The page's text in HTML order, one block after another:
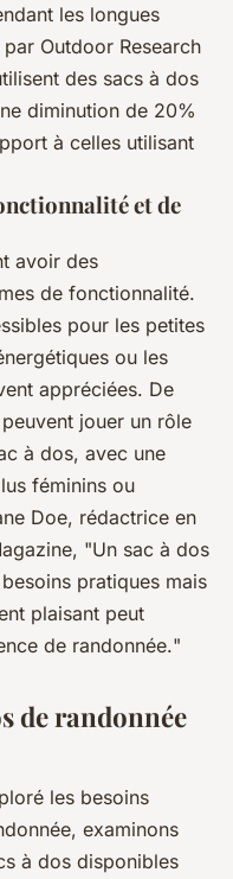
les longues
par Outdoor Research
des sacs à dos
diminution de 20%
à celles utilisant
et de
avoir des
de fonctionnalité.
pour les petites
ou les
appréciées. De
jouer un rôle
à dos, avec une
féminins ou
Doe, rédactrice en
, "Un sac à dos
pratiques mais
plaisant peut
de randonnée."
de randonnée
les besoins
examinons
à dos disponibles